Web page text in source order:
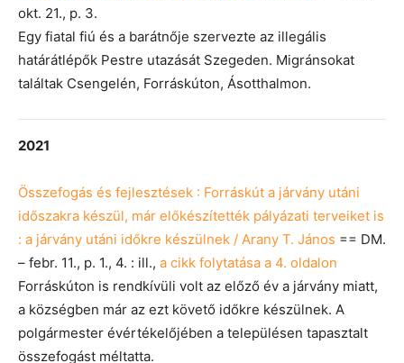
okt. 21., p. 3.
Egy fiatal fiú és a barátnője szervezte az illegális
határátlépők Pestre utazását Szegeden. Migránsokat
találtak Csengelén, Forráskúton, Ásotthalmon.
2021
Összefogás és fejlesztések : Forráskút a járvány utáni
időszakra készül, már előkészítették pályázati terveiket is
: a járvány utáni időkre készülnek / Arany T. János == DM.
– febr. 11., p. 1., 4. : ill., a cikk folytatása a 4. oldalon
Forráskúton is rendkívüli volt az előző év a járvány miatt,
a községben már az ezt követő időkre készülnek. A
polgármester évértékelőjében a településen tapasztalt
összefogást méltatta.